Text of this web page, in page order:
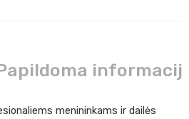
menininkams ir dailės